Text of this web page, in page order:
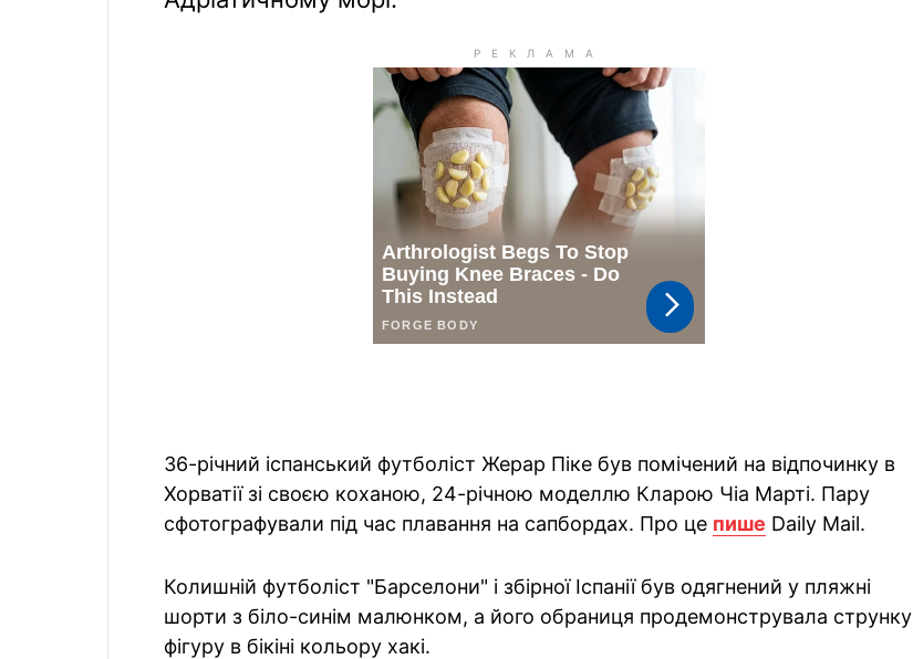
36-річний іспанський футболіст Жерар Піке був помічений на відпочинку в
Хорватії зі своєю коханою, 24-річною моделлю Кларою Чіа Марті. Пару
сфотографували під час плавання на сапбордах. Про це пише Daily Mail.
Колишній футболіст "Барселони" і збірної Іспанії був одягнений у пляжні
шорти з біло-синім малюнком, а його обраниця продемонструвала струнку
фігуру в бікіні кольору хакі.